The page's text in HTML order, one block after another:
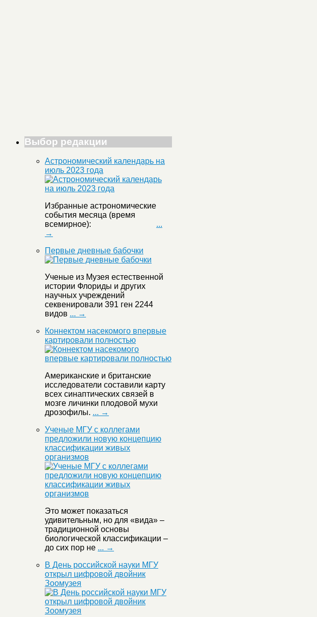
Выбор редакции
Астрономический календарь на
июль 2023 года
Избранные астрономические
события месяца (время
всемирное): ...
→
Первые дневные бабочки
Ученые из Музея естественной
истории Флориды и других
научных учреждений
секвенировали 391 ген 2244
видов ... →
Коннектом насекомого впервые
картировали полностью
Американские и британские
исследователи составили карту
всех синаптических связей в
мозге личинки плодовой мухи
дрозофилы. ... →
Ученые МГУ с коллегами
предложили новую концепцию
классификации живых
организмов
Это может показаться
удивительным, но для «вида» –
традиционной основы
биологической классификации –
до сих пор не ... →
В День российской науки МГУ
открыл цифровой двойник
Зоомузея